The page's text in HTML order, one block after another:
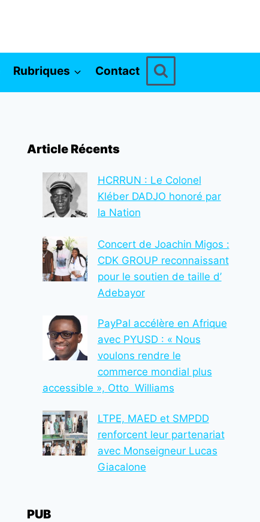
Rubriques Contact
Article Récents
HCRRUN : Le Colonel
Kléber DADJO honoré par
la Nation
Concert de Joachin Migos :
CDK GROUP reconnaissant
pour le soutien de taille d’
Adebayor
PayPal accélère en Afrique
avec PYUSD : « Nous
voulons rendre le
commerce mondial plus
accessible », Otto Williams
LTPE, MAED et SMPDD
renforcent leur partenariat
avec Monseigneur Lucas
Giacalone
PUB